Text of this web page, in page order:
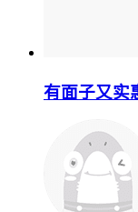
有面子又实